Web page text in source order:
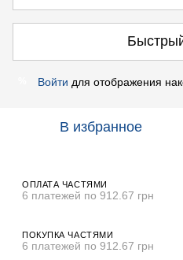
Войти для отображения
В избранное
ОПЛАТА ЧАСТЯМИ
6 платежей по 912.67 грн
ПОКУПКА ЧАСТЯМИ
6 платежей по 912.67 грн